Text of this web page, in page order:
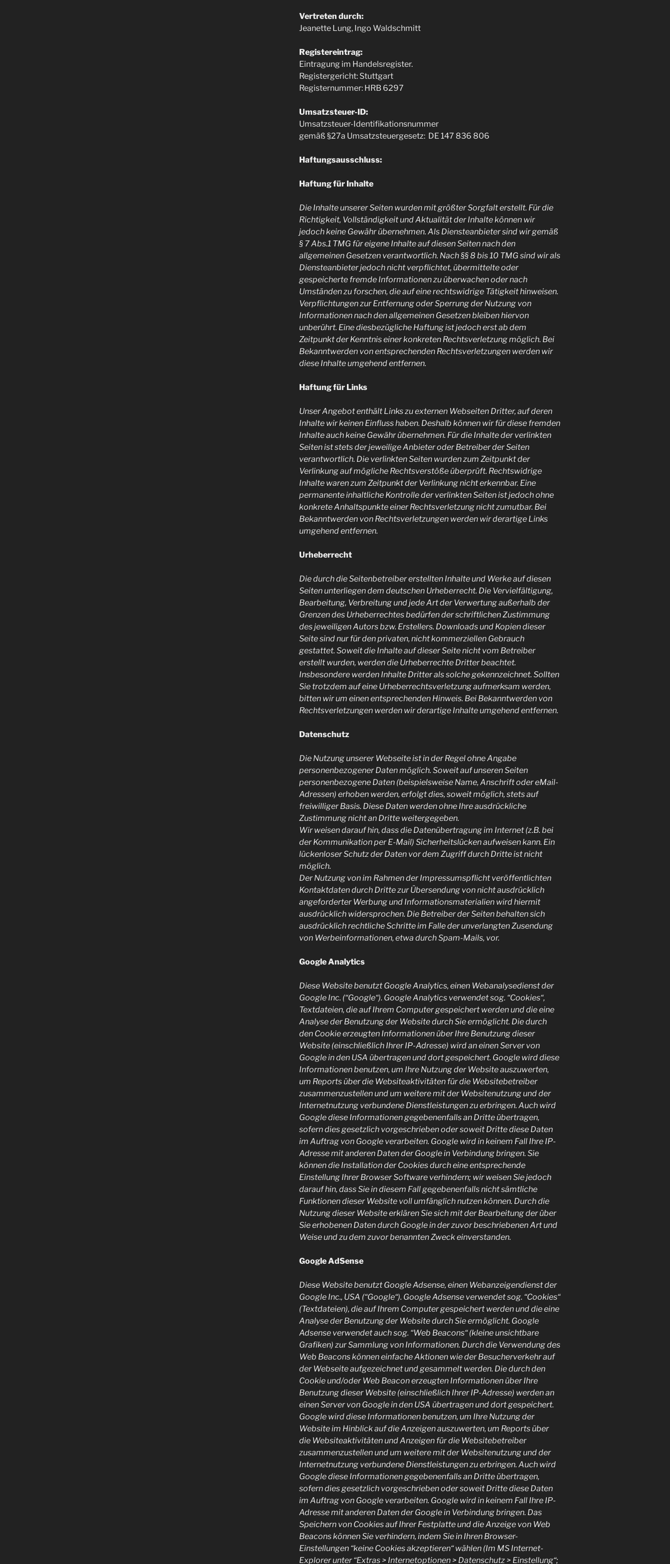
Vertreten durch:
Jeanette Lung, Ingo Waldschmitt
Registereintrag:
Eintragung im Handelsregister.
Registergericht: Stuttgart
Registernummer: HRB 6297
Umsatzsteuer-ID:
Umsatzsteuer-Identifikationsnummer
gemäß §27a Umsatzsteuergesetz: DE 147 836 806
Haftungsausschluss:
Haftung für Inhalte
Die Inhalte unserer Seiten wurden mit größter Sorgfalt erstellt. Für die
Richtigkeit, Vollständigkeit und Aktualität der Inhalte können wir
jedoch keine Gewähr übernehmen. Als Diensteanbieter sind wir gemäß
§ 7 Abs.1 TMG für eigene Inhalte auf diesen Seiten nach den
allgemeinen Gesetzen verantwortlich. Nach §§ 8 bis 10 TMG sind wir als
Diensteanbieter jedoch nicht verpflichtet, übermittelte oder
gespeicherte fremde Informationen zu überwachen oder nach
Umständen zu forschen, die auf eine rechtswidrige Tätigkeit hinweisen.
Verpflichtungen zur Entfernung oder Sperrung der Nutzung von
Informationen nach den allgemeinen Gesetzen bleiben hiervon
unberührt. Eine diesbezügliche Haftung ist jedoch erst ab dem
Zeitpunkt der Kenntnis einer konkreten Rechtsverletzung möglich. Bei
Bekanntwerden von entsprechenden Rechtsverletzungen werden wir
diese Inhalte umgehend entfernen.
Haftung für Links
Unser Angebot enthält Links zu externen Webseiten Dritter, auf deren
Inhalte wir keinen Einfluss haben. Deshalb können wir für diese fremden
Inhalte auch keine Gewähr übernehmen. Für die Inhalte der verlinkten
Seiten ist stets der jeweilige Anbieter oder Betreiber der Seiten
verantwortlich. Die verlinkten Seiten wurden zum Zeitpunkt der
Verlinkung auf mögliche Rechtsverstöße überprüft. Rechtswidrige
Inhalte waren zum Zeitpunkt der Verlinkung nicht erkennbar. Eine
permanente inhaltliche Kontrolle der verlinkten Seiten ist jedoch ohne
konkrete Anhaltspunkte einer Rechtsverletzung nicht zumutbar. Bei
Bekanntwerden von Rechtsverletzungen werden wir derartige Links
umgehend entfernen.
Urheberrecht
Die durch die Seitenbetreiber erstellten Inhalte und Werke auf diesen
Seiten unterliegen dem deutschen Urheberrecht. Die Vervielfältigung,
Bearbeitung, Verbreitung und jede Art der Verwertung außerhalb der
Grenzen des Urheberrechtes bedürfen der schriftlichen Zustimmung
des jeweiligen Autors bzw. Erstellers. Downloads und Kopien dieser
Seite sind nur für den privaten, nicht kommerziellen Gebrauch
gestattet. Soweit die Inhalte auf dieser Seite nicht vom Betreiber
erstellt wurden, werden die Urheberrechte Dritter beachtet.
Insbesondere werden Inhalte Dritter als solche gekennzeichnet. Sollten
Sie trotzdem auf eine Urheberrechtsverletzung aufmerksam werden,
bitten wir um einen entsprechenden Hinweis. Bei Bekanntwerden von
Rechtsverletzungen werden wir derartige Inhalte umgehend entfernen.
Datenschutz
Die Nutzung unserer Webseite ist in der Regel ohne Angabe
personenbezogener Daten möglich. Soweit auf unseren Seiten
personenbezogene Daten (beispielsweise Name, Anschrift oder eMail-
Adressen) erhoben werden, erfolgt dies, soweit möglich, stets auf
freiwilliger Basis. Diese Daten werden ohne Ihre ausdrückliche
Zustimmung nicht an Dritte weitergegeben.
Wir weisen darauf hin, dass die Datenübertragung im Internet (z.B. bei
der Kommunikation per E-Mail) Sicherheitslücken aufweisen kann. Ein
lückenloser Schutz der Daten vor dem Zugriff durch Dritte ist nicht
möglich.
Der Nutzung von im Rahmen der Impressumspflicht veröffentlichten
Kontaktdaten durch Dritte zur Übersendung von nicht ausdrücklich
angeforderter Werbung und Informationsmaterialien wird hiermit
ausdrücklich widersprochen. Die Betreiber der Seiten behalten sich
ausdrücklich rechtliche Schritte im Falle der unverlangten Zusendung
von Werbeinformationen, etwa durch Spam-Mails, vor.
Google Analytics
Diese Website benutzt Google Analytics, einen Webanalysedienst der
Google Inc. (“Google“). Google Analytics verwendet sog. “Cookies“,
Textdateien, die auf Ihrem Computer gespeichert werden und die eine
Analyse der Benutzung der Website durch Sie ermöglicht. Die durch
den Cookie erzeugten Informationen über Ihre Benutzung dieser
Website (einschließlich Ihrer IP-Adresse) wird an einen Server von
Google in den USA übertragen und dort gespeichert. Google wird diese
Informationen benutzen, um Ihre Nutzung der Website auszuwerten,
um Reports über die Websiteaktivitäten für die Websitebetreiber
zusammenzustellen und um weitere mit der Websitenutzung und der
Internetnutzung verbundene Dienstleistungen zu erbringen. Auch wird
Google diese Informationen gegebenenfalls an Dritte übertragen,
sofern dies gesetzlich vorgeschrieben oder soweit Dritte diese Daten
im Auftrag von Google verarbeiten. Google wird in keinem Fall Ihre IP-
Adresse mit anderen Daten der Google in Verbindung bringen. Sie
können die Installation der Cookies durch eine entsprechende
Einstellung Ihrer Browser Software verhindern; wir weisen Sie jedoch
darauf hin, dass Sie in diesem Fall gegebenenfalls nicht sämtliche
Funktionen dieser Website voll umfänglich nutzen können. Durch die
Nutzung dieser Website erklären Sie sich mit der Bearbeitung der über
Sie erhobenen Daten durch Google in der zuvor beschriebenen Art und
Weise und zu dem zuvor benannten Zweck einverstanden.
Google AdSense
Diese Website benutzt Google Adsense, einen Webanzeigendienst der
Google Inc., USA (“Google“). Google Adsense verwendet sog. “Cookies“
(Textdateien), die auf Ihrem Computer gespeichert werden und die eine
Analyse der Benutzung der Website durch Sie ermöglicht. Google
Adsense verwendet auch sog. “Web Beacons“ (kleine unsichtbare
Grafiken) zur Sammlung von Informationen. Durch die Verwendung des
Web Beacons können einfache Aktionen wie der Besucherverkehr auf
der Webseite aufgezeichnet und gesammelt werden. Die durch den
Cookie und/oder Web Beacon erzeugten Informationen über Ihre
Benutzung dieser Website (einschließlich Ihrer IP-Adresse) werden an
einen Server von Google in den USA übertragen und dort gespeichert.
Google wird diese Informationen benutzen, um Ihre Nutzung der
Website im Hinblick auf die Anzeigen auszuwerten, um Reports über
die Websiteaktivitäten und Anzeigen für die Websitebetreiber
zusammenzustellen und um weitere mit der Websitenutzung und der
Internetnutzung verbundene Dienstleistungen zu erbringen. Auch wird
Google diese Informationen gegebenenfalls an Dritte übertragen,
sofern dies gesetzlich vorgeschrieben oder soweit Dritte diese Daten
im Auftrag von Google verarbeiten. Google wird in keinem Fall Ihre IP-
Adresse mit anderen Daten der Google in Verbindung bringen. Das
Speichern von Cookies auf Ihrer Festplatte und die Anzeige von Web
Beacons können Sie verhindern, indem Sie in Ihren Browser-
Einstellungen “keine Cookies akzeptieren“ wählen (Im MS Internet-
Explorer unter “Extras > Internetoptionen > Datenschutz > Einstellung“;